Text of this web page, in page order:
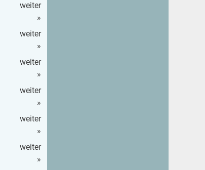
wei­ter
»
wei­ter
»
wei­ter
»
wei­ter
»
wei­ter
»
wei­ter
»